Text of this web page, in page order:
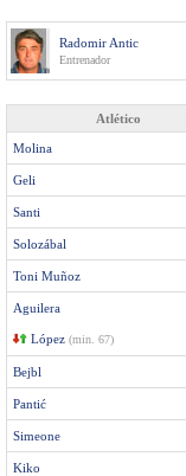
Radomir Antic
Entrenador
Atlético
Molina
Geli
Santi
Solozábal
Toni Muñoz
Aguilera
López (min. 67)
Bejbl
Pantić
Simeone
Kiko